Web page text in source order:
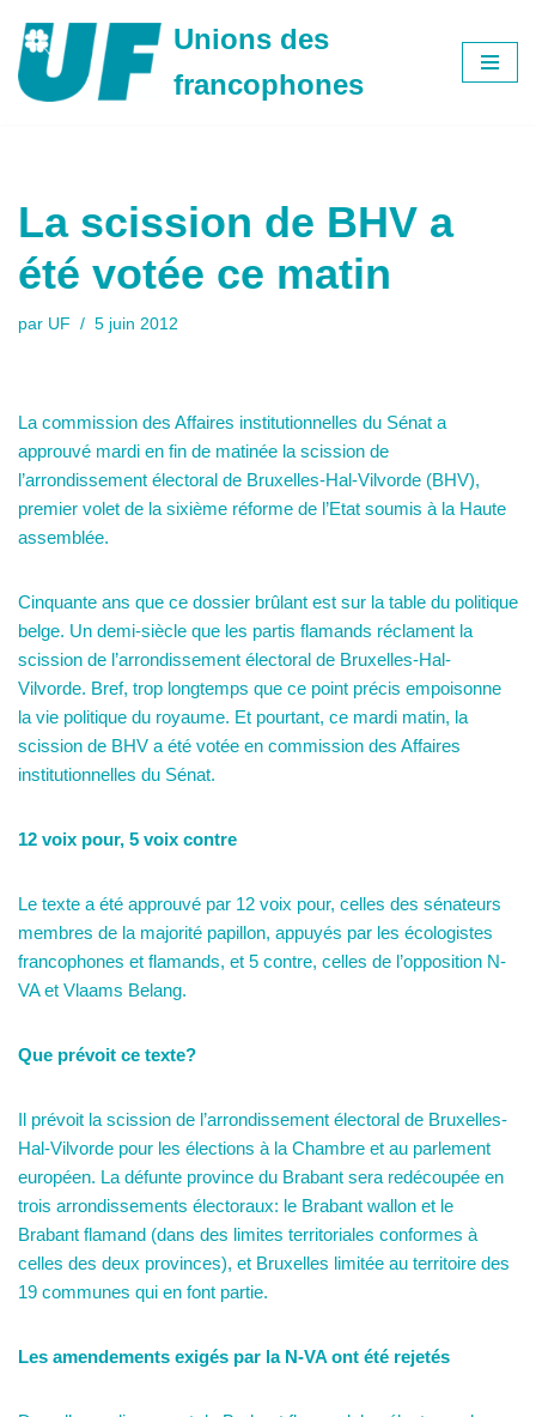
Aller
au
Unions des
francophones
La scission de BHV a
été votée ce matin
par UF 5 juin 2012
La commission des Affaires institutionnelles du Sénat a
approuvé mardi en fin de matinée la scission de
l’arrondissement électoral de Bruxelles-Hal-Vilvorde (BHV),
premier volet de la sixième réforme de l’Etat soumis à la Haute
assemblée.
Cinquante ans que ce dossier brûlant est sur la table du politique
belge. Un demi-siècle que les partis flamands réclament la
scission de l’arrondissement électoral de Bruxelles-Hal-
Vilvorde. Bref, trop longtemps que ce point précis empoisonne
la vie politique du royaume. Et pourtant, ce mardi matin, la
scission de BHV a été votée en commission des Affaires
institutionnelles du Sénat.
12 voix pour, 5 voix contre
Le texte a été approuvé par 12 voix pour, celles des sénateurs
membres de la majorité papillon, appuyés par les écologistes
francophones et flamands, et 5 contre, celles de l’opposition N-
VA et Vlaams Belang.
Que prévoit ce texte?
Il prévoit la scission de l’arrondissement électoral de Bruxelles-
Hal-Vilvorde pour les élections à la Chambre et au parlement
européen. La défunte province du Brabant sera redécoupée en
trois arrondissements électoraux: le Brabant wallon et le
Brabant flamand (dans des limites territoriales conformes à
celles des deux provinces), et Bruxelles limitée au territoire des
19 communes qui en font partie.
Les amendements exigés par la N-VA ont été rejetés